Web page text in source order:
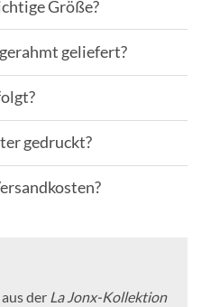
Größe?
geliefert?
gedruckt?
der La Jonx-Kollektion